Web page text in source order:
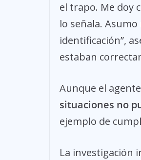
el trapo. Me doy
lo señala.
identificación”,
estaban
Aunque el
situaciones no
ejemplo de
La investigación